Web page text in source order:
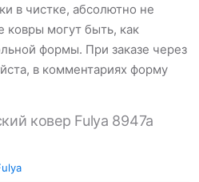
в чистке, абсолютно не
ковры могут быть, как
формы. При заказе через
в комментариях форму
ковер Fulya 8947a